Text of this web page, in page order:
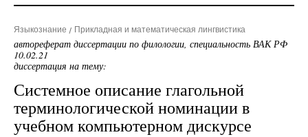
Языкознание Прикладная и математическая лингвистика
автореферат диссертации по филологии, специальность ВАК РФ
10.02.21
диссертация на тему:
Системное описание глагольной
терминологической номинации в
учебном компьютерном дискурсе